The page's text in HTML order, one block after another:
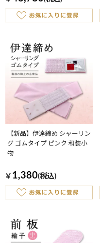
【新品】伊達締め シャーリン
グ ゴムタイプ ピンク 和装小
物
￥ 1,380(税込)